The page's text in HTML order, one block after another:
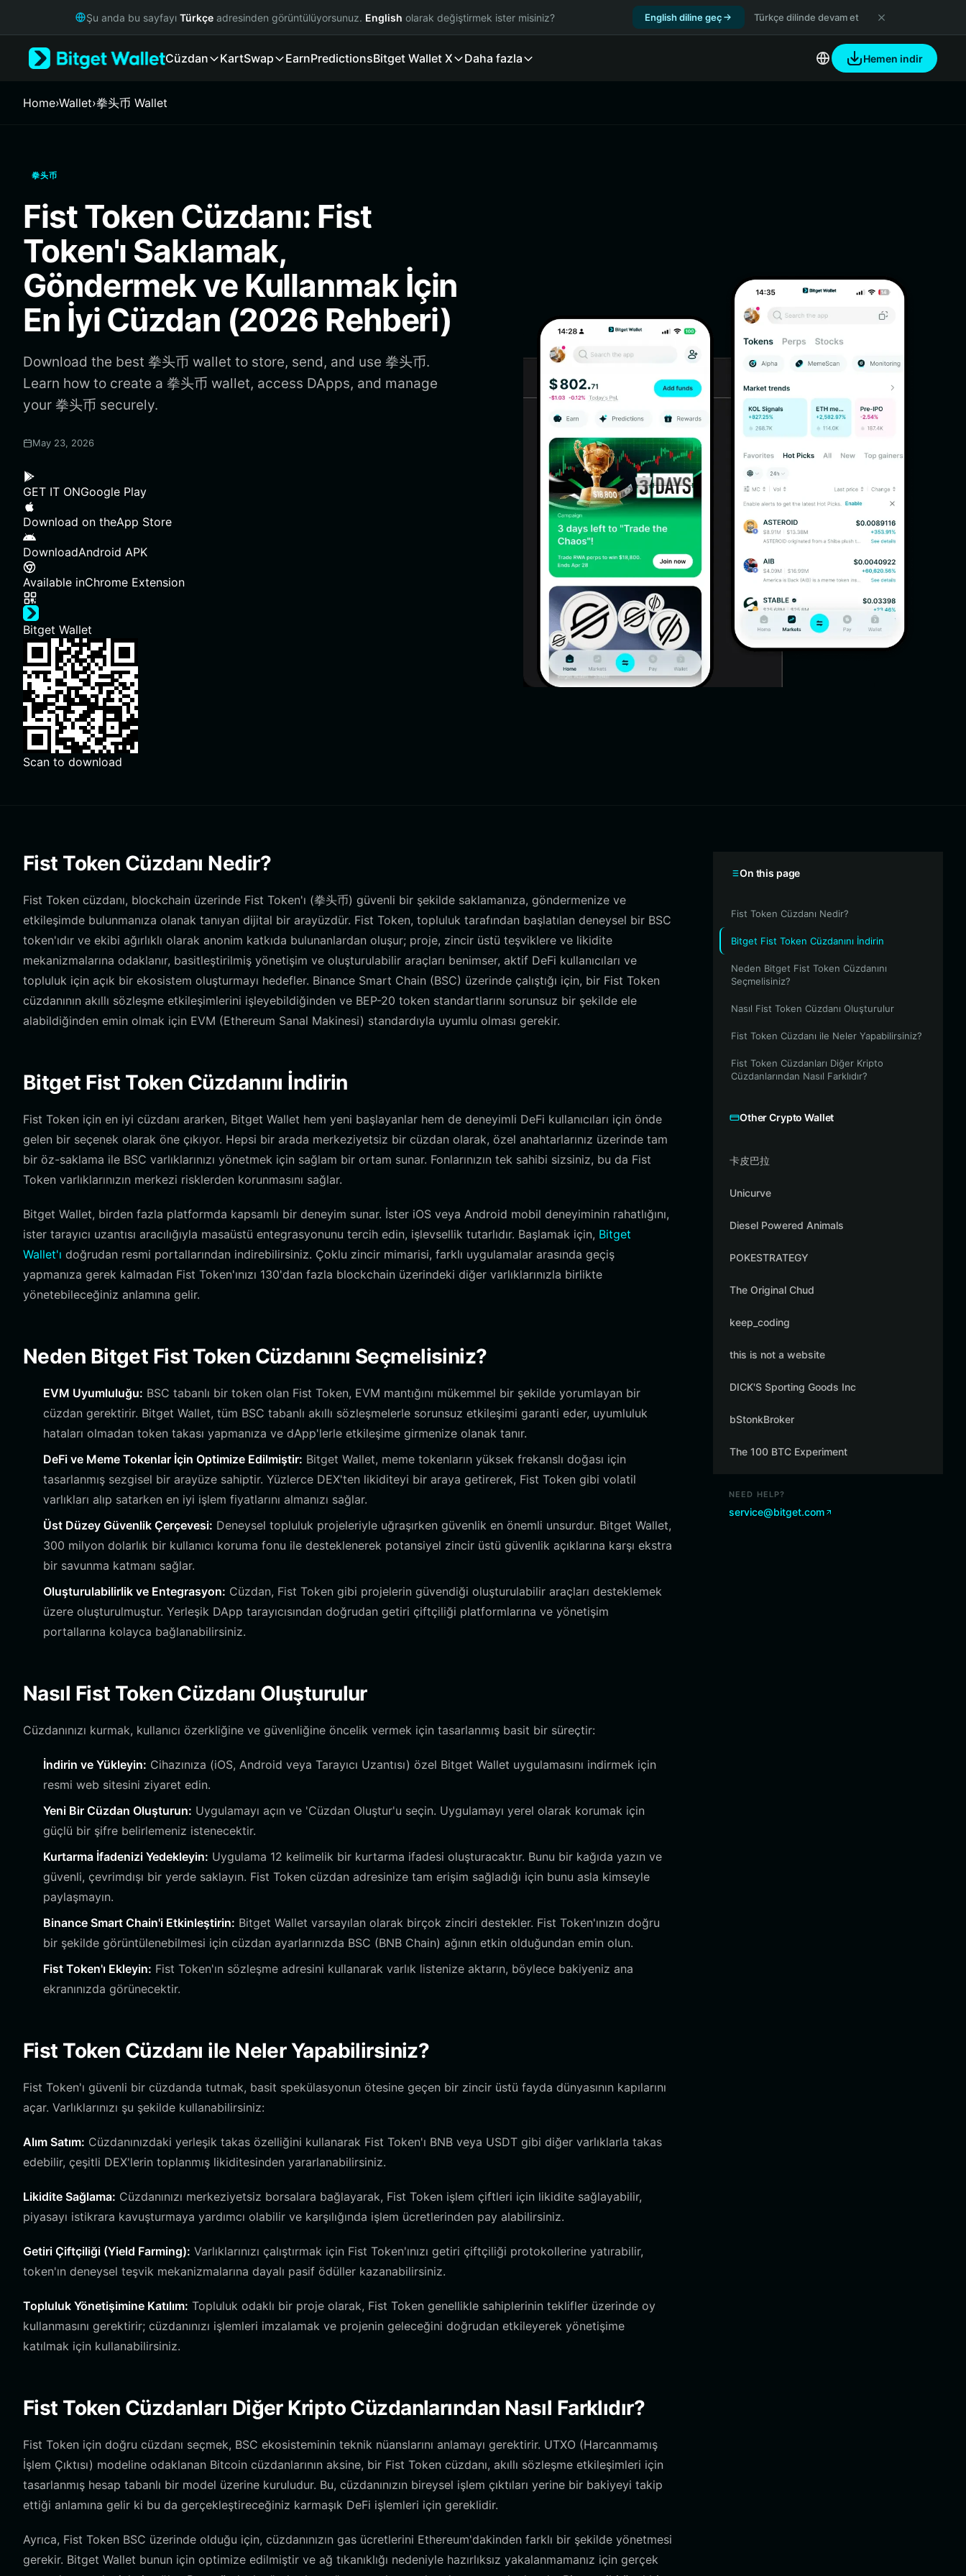
Русский
Italiano
繁體中文
Bahasa Indonesia
ภาษาไทย
Español
Português (Brasil)
Español (Argentina)
Şu anda bu sayfayı Türkçe adresinden görüntülüyorsunuz. English olarak değiştirmek ister misiniz? English diline geç Türkçe dilinde devam et
Cüzdan KartSwap EarnPredictionsBitget Wallet X Daha fazla Hemen indir
Home›Wallet›拳头币 Wallet
拳头币
Fist Token Cüzdanı: Fist
Token'ı Saklamak,
Göndermek ve Kullanmak İçin
En İyi Cüzdan (2026 Rehberi)
Download the best 拳头币 wallet to store, send, and use 拳头币.
Learn how to create a 拳头币 wallet, access DApps, and manage
your 拳头币 securely.
May 23, 2026
GET IT ONGoogle Play
Download on theApp Store
DownloadAndroid APK
Available inChrome Extension
Bitget Wallet
Scan to download
Fist Token Cüzdanı Nedir?
Fist Token cüzdanı, blockchain üzerinde Fist Token'ı (拳头币) güvenli bir şekilde saklamanıza, göndermenize ve
etkileşimde bulunmanıza olanak tanıyan dijital bir arayüzdür. Fist Token, topluluk tarafından başlatılan deneysel bir BSC
token'ıdır ve ekibi ağırlıklı olarak anonim katkıda bulunanlardan oluşur; proje, zincir üstü teşviklere ve likidite
mekanizmalarına odaklanır, basitleştirilmiş yönetişim ve oluşturulabilir araçları benimser, aktif DeFi kullanıcıları ve
topluluk için açık bir ekosistem oluşturmayı hedefler. Binance Smart Chain (BSC) üzerinde çalıştığı için, bir Fist Token
cüzdanının akıllı sözleşme etkileşimlerini işleyebildiğinden ve BEP-20 token standartlarını sorunsuz bir şekilde ele
alabildiğinden emin olmak için EVM (Ethereum Sanal Makinesi) standardıyla uyumlu olması gerekir.
Bitget Fist Token Cüzdanını İndirin
Fist Token için en iyi cüzdanı ararken, Bitget Wallet hem yeni başlayanlar hem de deneyimli DeFi kullanıcıları için önde
gelen bir seçenek olarak öne çıkıyor. Hepsi bir arada merkeziyetsiz bir cüzdan olarak, özel anahtarlarınız üzerinde tam
bir öz-saklama ile BSC varlıklarınızı yönetmek için sağlam bir ortam sunar. Fonlarınızın tek sahibi sizsiniz, bu da Fist
Token varlıklarınızın merkezi risklerden korunmasını sağlar.
Bitget Wallet, birden fazla platformda kapsamlı bir deneyim sunar. İster iOS veya Android mobil deneyiminin rahatlığını,
ister tarayıcı uzantısı aracılığıyla masaüstü entegrasyonunu tercih edin, işlevsellik tutarlıdır. Başlamak için, Bitget
Wallet'ı doğrudan resmi portallarından indirebilirsiniz. Çoklu zincir mimarisi, farklı uygulamalar arasında geçiş
yapmanıza gerek kalmadan Fist Token'ınızı 130'dan fazla blockchain üzerindeki diğer varlıklarınızla birlikte
yönetebileceğiniz anlamına gelir.
Neden Bitget Fist Token Cüzdanını Seçmelisiniz?
EVM Uyumluluğu: BSC tabanlı bir token olan Fist Token, EVM mantığını mükemmel bir şekilde yorumlayan bir
cüzdan gerektirir. Bitget Wallet, tüm BSC tabanlı akıllı sözleşmelerle sorunsuz etkileşimi garanti eder, uyumluluk
hataları olmadan token takası yapmanıza ve dApp'lerle etkileşime girmenize olanak tanır.
DeFi ve Meme Tokenlar İçin Optimize Edilmiştir: Bitget Wallet, meme tokenların yüksek frekanslı doğası için
tasarlanmış sezgisel bir arayüze sahiptir. Yüzlerce DEX'ten likiditeyi bir araya getirerek, Fist Token gibi volatil
varlıkları alıp satarken en iyi işlem fiyatlarını almanızı sağlar.
Üst Düzey Güvenlik Çerçevesi: Deneysel topluluk projeleriyle uğraşırken güvenlik en önemli unsurdur. Bitget Wallet,
300 milyon dolarlık bir kullanıcı koruma fonu ile desteklenerek potansiyel zincir üstü güvenlik açıklarına karşı ekstra
bir savunma katmanı sağlar.
Oluşturulabilirlik ve Entegrasyon: Cüzdan, Fist Token gibi projelerin güvendiği oluşturulabilir araçları desteklemek
üzere oluşturulmuştur. Yerleşik DApp tarayıcısından doğrudan getiri çiftçiliği platformlarına ve yönetişim
portallarına kolayca bağlanabilirsiniz.
Nasıl Fist Token Cüzdanı Oluşturulur
Cüzdanınızı kurmak, kullanıcı özerkliğine ve güvenliğine öncelik vermek için tasarlanmış basit bir süreçtir:
İndirin ve Yükleyin: Cihazınıza (iOS, Android veya Tarayıcı Uzantısı) özel Bitget Wallet uygulamasını indirmek için
resmi web sitesini ziyaret edin.
Yeni Bir Cüzdan Oluşturun: Uygulamayı açın ve 'Cüzdan Oluştur'u seçin. Uygulamayı yerel olarak korumak için
güçlü bir şifre belirlemeniz istenecektir.
Kurtarma İfadenizi Yedekleyin: Uygulama 12 kelimelik bir kurtarma ifadesi oluşturacaktır. Bunu bir kağıda yazın ve
güvenli, çevrimdışı bir yerde saklayın. Fist Token cüzdan adresinize tam erişim sağladığı için bunu asla kimseyle
paylaşmayın.
Binance Smart Chain'i Etkinleştirin: Bitget Wallet varsayılan olarak birçok zinciri destekler. Fist Token'ınızın doğru
bir şekilde görüntülenebilmesi için cüzdan ayarlarınızda BSC (BNB Chain) ağının etkin olduğundan emin olun.
Fist Token'ı Ekleyin: Fist Token'ın sözleşme adresini kullanarak varlık listenize aktarın, böylece bakiyeniz ana
ekranınızda görünecektir.
Fist Token Cüzdanı ile Neler Yapabilirsiniz?
Fist Token'ı güvenli bir cüzdanda tutmak, basit spekülasyonun ötesine geçen bir zincir üstü fayda dünyasının kapılarını
açar. Varlıklarınızı şu şekilde kullanabilirsiniz:
Alım Satım: Cüzdanınızdaki yerleşik takas özelliğini kullanarak Fist Token'ı BNB veya USDT gibi diğer varlıklarla takas
edebilir, çeşitli DEX'lerin toplanmış likiditesinden yararlanabilirsiniz.
Likidite Sağlama: Cüzdanınızı merkeziyetsiz borsalara bağlayarak, Fist Token işlem çiftleri için likidite sağlayabilir,
piyasayı istikrara kavuşturmaya yardımcı olabilir ve karşılığında işlem ücretlerinden pay alabilirsiniz.
Getiri Çiftçiliği (Yield Farming): Varlıklarınızı çalıştırmak için Fist Token'ınızı getiri çiftçiliği protokollerine yatırabilir,
token'ın deneysel teşvik mekanizmalarına dayalı pasif ödüller kazanabilirsiniz.
Topluluk Yönetişimine Katılım: Topluluk odaklı bir proje olarak, Fist Token genellikle sahiplerinin teklifler üzerinde oy
kullanmasını gerektirir; cüzdanınızı işlemleri imzalamak ve projenin geleceğini doğrudan etkileyerek yönetişime
katılmak için kullanabilirsiniz.
Fist Token Cüzdanları Diğer Kripto Cüzdanlarından Nasıl Farklıdır?
Fist Token için doğru cüzdanı seçmek, BSC ekosisteminin teknik nüanslarını anlamayı gerektirir. UTXO (Harcanmamış
İşlem Çıktısı) modeline odaklanan Bitcoin cüzdanlarının aksine, bir Fist Token cüzdanı, akıllı sözleşme etkileşimleri için
tasarlanmış hesap tabanlı bir model üzerine kuruludur. Bu, cüzdanınızın bireysel işlem çıktıları yerine bir bakiyeyi takip
ettiği anlamına gelir ki bu da gerçekleştireceğiniz karmaşık DeFi işlemleri için gereklidir.
Ayrıca, Fist Token BSC üzerinde olduğu için, cüzdanınızın gas ücretlerini Ethereum'dakinden farklı bir şekilde yönetmesi
gerekir. Bitget Wallet bunun için optimize edilmiştir ve ağ tıkanıklığı nedeniyle hazırlıksız yakalanmamanız için gerçek
On this page
Fist Token Cüzdanı Nedir?
Bitget Fist Token Cüzdanını İndirin
Neden Bitget Fist Token Cüzdanını
Seçmelisiniz?
Nasıl Fist Token Cüzdanı Oluşturulur
Fist Token Cüzdanı ile Neler Yapabilirsiniz?
Fist Token Cüzdanları Diğer Kripto
Cüzdanlarından Nasıl Farklıdır?
Other Crypto Wallet
卡皮巴拉
Unicurve
Diesel Powered Animals
POKESTRATEGY
The Original Chud
keep_coding
this is not a website
DICK'S Sporting Goods Inc
bStonkBroker
The 100 BTC Experiment
NEED HELP?
service@bitget.com